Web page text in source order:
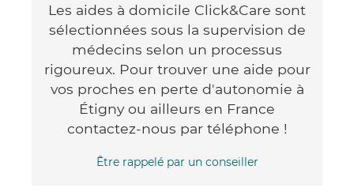
Les aides à domicile Click&Care sont
sélectionnées sous la supervision de
médecins selon un processus
rigoureux. Pour trouver une aide pour
vos proches en perte d'autonomie à
Étigny ou ailleurs en France
contactez-nous par téléphone !
Être rappelé par un conseiller